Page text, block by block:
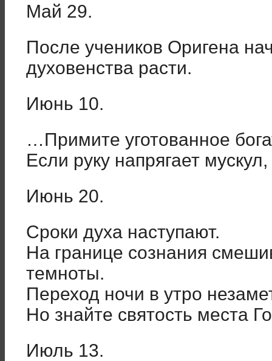
Май 29.
После учеников Оригена
духовенства расти.
Июнь 10.
…Примите уготованное
Если руку напрягает
Июнь 20.
Сроки духа наступают.
На границе сознания
темноты.
Переход ночи в утро
Но знайте святость места
Июль 13.